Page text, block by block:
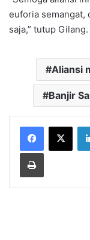
euforia semangat,
saja,” tutup Gilang.
Aliansi
Banjir
Print